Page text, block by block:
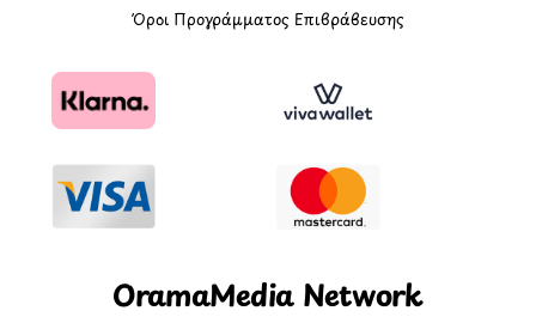
Όροι Προγράμματος Επιβράβευσης
OramaMedia Network